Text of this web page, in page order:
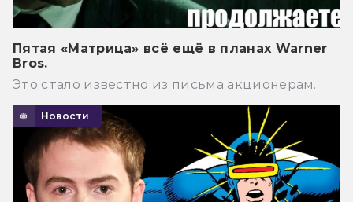
Пятая «Матрица» всё ещё в планах Warner
Bros.
Это стало известно из письма акционерам.
Новости